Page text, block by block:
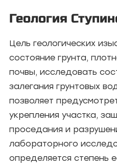
Геология
Цель геологических
состояние грунта,
почвы, исследовать
залегания грунтовых
позволяет
укрепления участка,
проседания и
лабораторного
определяется степень